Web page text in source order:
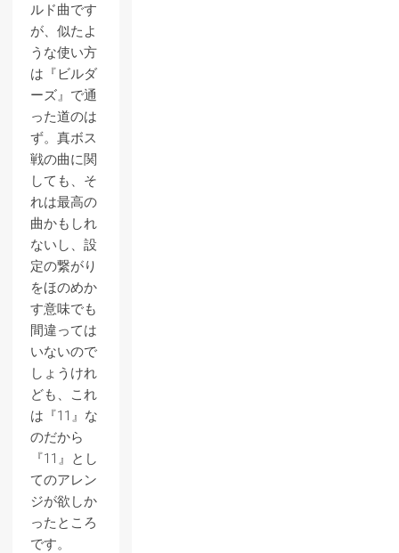
ルド曲です
が、似たよ
うな使い方
は『ビルダ
ーズ』で通
った道のは
ず。真ボス
戦の曲に関
しても、そ
れは最高の
曲かもしれ
ないし、設
定の繋がり
をほのめか
す意味でも
間違っては
いないので
しょうけれ
ども、これ
は『11』な
のだから
『11』とし
てのアレン
ジが欲しか
ったところ
です。